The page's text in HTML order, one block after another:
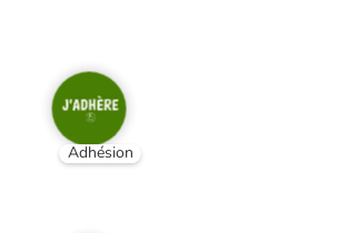
Adhésion